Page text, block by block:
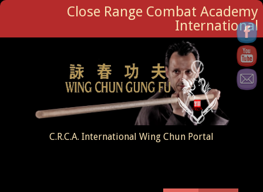
Close Range Combat Academy
International
C.R.C.A. International Wing Chun Portal